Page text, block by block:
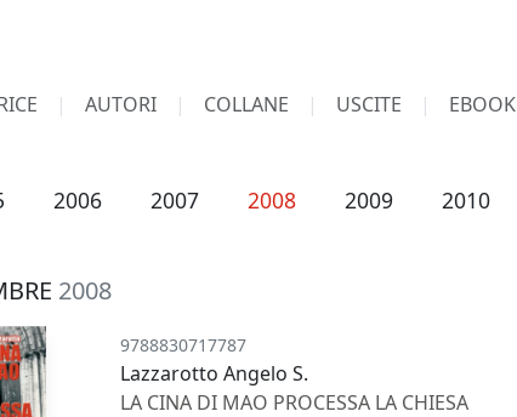
AUTORI COLLANE USCITE EBOOK
2006 2007 2008 2009 2010
2008
9788830717787
Lazzarotto Angelo S.
LA CINA DI MAO PROCESSA LA CHIESA